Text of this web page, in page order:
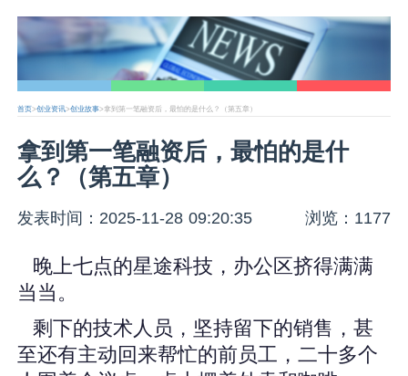
首页>创业资讯>创业故事>拿到第一笔融资后，最怕的是什么？（第五章）
拿到第一笔融资后，最怕的是什
么？（第五章）
发表时间：2025-11-28 09:20:35 浏览：1177
晚上七点的星途科技，办公区挤得满满
当当。
剩下的技术人员，坚持留下的销售，甚
至还有主动回来帮忙的前员工，二十多个